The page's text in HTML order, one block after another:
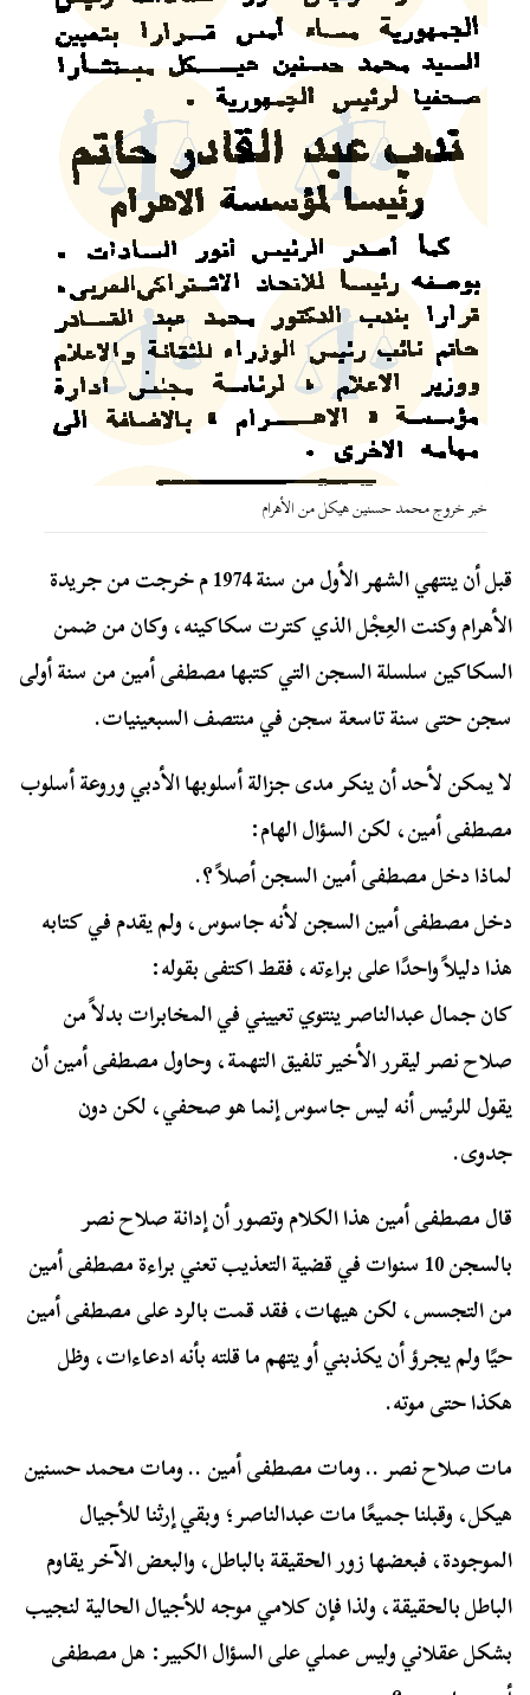
خبر خروج محمد حسنين هيكل من الأهرام
قبل أن ينتهي الشهر الأول من سنة 1974 م خرجت من جريدة
الأهرام وكنت العِجْل الذي كترت سكاكينه، وكان من ضمن
السكاكين سلسلة السجن التي كتبها مصطفى أمين من سنة أولى
سجن حتى سنة تاسعة سجن في منتصف السبعينيات.
لا يمكن لأحد أن ينكر مدى جزالة أسلوبها الأدبي وروعة أسلوب
مصطفى أمين، لكن السؤال الهام:
لماذا دخل مصطفى أمين السجن أصلاً ؟.
دخل مصطفى أمين السجن لأنه جاسوس، ولم يقدم في كتابه
هذا دليلاً واحدًا على براءته، فقط اكتفى بقوله:
كان جمال عبدالناصر ينتوي تعييني في المخابرات بدلاً من
صلاح نصر ليقرر الأخير تلفيق التهمة، وحاول مصطفى أمين أن
يقول للرئيس أنه ليس جاسوس إنما هو صحفي، لكن دون
جدوى.
قال مصطفى أمين هذا الكلام وتصور أن إدانة صلاح نصر
بالسجن 10 سنوات في قضية التعذيب تعني براءة مصطفى أمين
من التجسس، لكن هيهات، فقد قمت بالرد على مصطفى أمين
حيًا ولم يجرؤ أن يكذبني أو يتهم ما قلته بأنه ادعاءات، وظل
هكذا حتى موته.
مات صلاح نصر .. ومات مصطفى أمين .. ومات محمد حسنين
هيكل، وقبلنا جميعًا مات عبدالناصر؛ وبقي إرثنا للأجيال
الموجودة، فبعضها زور الحقيقة بالباطل، والبعض الآخر يقاوم
الباطل بالحقيقة، ولذا فإن كلامي موجه للأجيال الحالية لنجيب
بشكل عقلاني وليس عملي على السؤال الكبير: هل مصطفى